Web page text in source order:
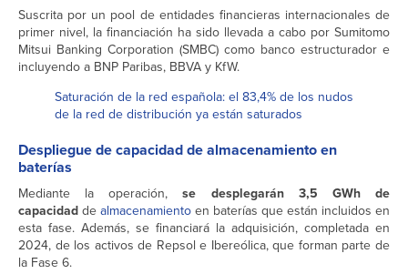
Suscrita por un pool de entidades financieras internacionales de
primer nivel, la financiación ha sido llevada a cabo por Sumitomo
Mitsui Banking Corporation (SMBC) como banco estructurador e
incluyendo a BNP Paribas, BBVA y KfW.
Saturación de la red española: el 83,4% de los nudos
de la red de distribución ya están saturados
Despliegue de capacidad de almacenamiento en
baterías
Mediante la operación,se desplegarán 3,5 GWh de
capacidaddealmacenamientoen baterías que están incluidos en
esta fase. Además, se financiará la adquisición, completada en
2024, de los activos de Repsol e Ibereólica, que forman parte de
la Fase 6.